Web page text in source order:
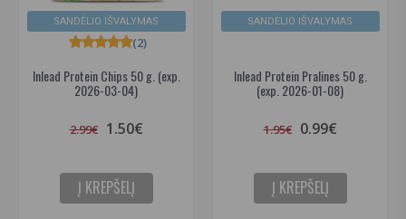
SANDĖLIO IŠVALYMAS
Inlead Protein Chips 50 g. (exp.
2026-03-04)
(2)
2.99€ 1.50€
Į KREPŠELĮ
SANDĖLIO IŠVALYMAS
Inlead Protein Pralines 50 g.
(exp. 2026-01-08)
1.95€ 0.99€
Į KREPŠELĮ